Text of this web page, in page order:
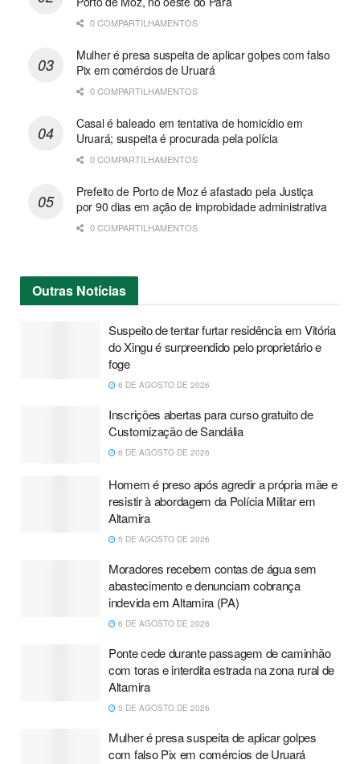
0 COMPARTILHAMENTOS
Mulher é presa suspeita de aplicar golpes com falso
Pix em comércios de Uruará
0 COMPARTILHAMENTOS
Casal é baleado em tentativa de homicídio em
Uruará; suspeita é procurada pela polícia
0 COMPARTILHAMENTOS
Prefeito de Porto de Moz é afastado pela Justiça
por 90 dias em ação de improbidade administrativa
0 COMPARTILHAMENTOS
Outras Notícias
Suspeito de tentar furtar residência em Vitória
do Xingu é surpreendido pelo proprietário e
foge
6 DE AGOSTO DE 2026
Inscrições abertas para curso gratuito de
Customização de Sandália
6 DE AGOSTO DE 2026
Homem é preso após agredir a própria mãe e
resistir à abordagem da Polícia Militar em
Altamira
5 DE AGOSTO DE 2026
Moradores recebem contas de água sem
abastecimento e denunciam cobrança
indevida em Altamira (PA)
6 DE AGOSTO DE 2026
Ponte cede durante passagem de caminhão
com toras e interdita estrada na zona rural de
Altamira
5 DE AGOSTO DE 2026
Mulher é presa suspeita de aplicar golpes
com falso Pix em comércios de Uruará